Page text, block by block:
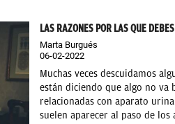
LAS RAZONES POR LAS QUE
Marta Burgués
06-02-2022
Muchas veces descuidamos
están diciendo que algo no va
relacionadas con aparato
suelen aparecer al paso de los